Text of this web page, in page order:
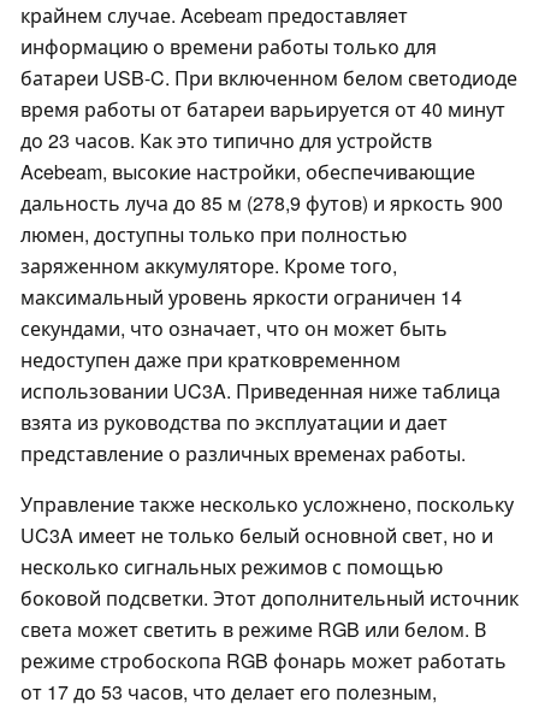
крайнем случае. Acebeam предоставляет
информацию о времени работы только для
батареи USB-C. При включенном белом светодиоде
время работы от батареи варьируется от 40 минут
до 23 часов. Как это типично для устройств
Acebeam, высокие настройки, обеспечивающие
дальность луча до 85 м (278,9 футов) и яркость 900
люмен, доступны только при полностью
заряженном аккумуляторе. Кроме того,
максимальный уровень яркости ограничен 14
секундами, что означает, что он может быть
недоступен даже при кратковременном
использовании UC3A. Приведенная ниже таблица
взята из руководства по эксплуатации и дает
представление о различных временах работы.
Управление также несколько усложнено, поскольку
UC3A имеет не только белый основной свет, но и
несколько сигнальных режимов с помощью
боковой подсветки. Этот дополнительный источник
света может светить в режиме RGB или белом. В
режиме стробоскопа RGB фонарь может работать
от 17 до 53 часов, что делает его полезным,